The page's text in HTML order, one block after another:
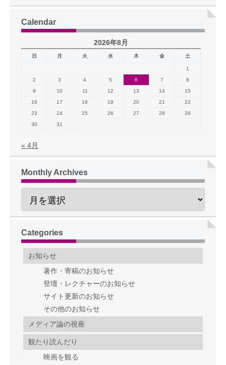
Calendar
2026年8月
日 月 火 水 木 金 土
1
2
3 4 5 6 7
8
9
10 11 12 13 14
15
16
17 18 19 20 21
22
23
24 25 26 27 28
29
30
31
« 4月
Monthly Archives
Categories
お知らせ
著作・寄稿のお知らせ
登壇・レクチャーのお知らせ
サイト更新のお知らせ
その他のお知らせ
メディア論の視座
観たり読んだり
映画を観る